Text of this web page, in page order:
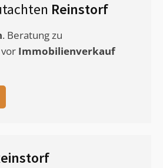
Reinstorf
. Beratung zu
Immobilienverkauf